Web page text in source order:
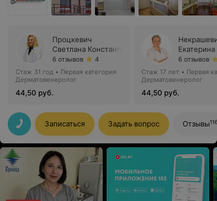
Процкевич
Светлана Константиновна
6 отзывов
4
Стаж 31 год • Первая категория
Дерматовенеролог
44,50 руб.
6 отзывов
Стаж 17 лет • Первая
Дерматовенеролог
44,50 руб.
Записаться Задать вопрос Отзывы